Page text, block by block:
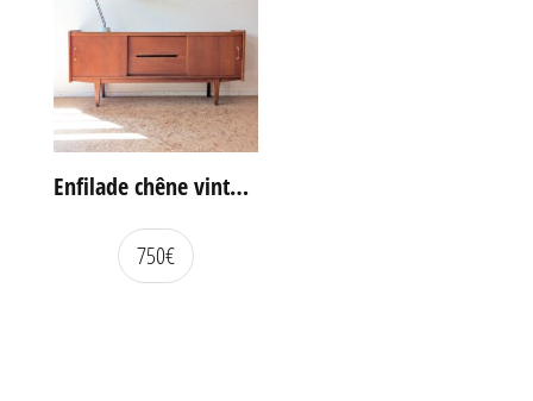
Enfilade chêne vintage portes coulissantes
750€